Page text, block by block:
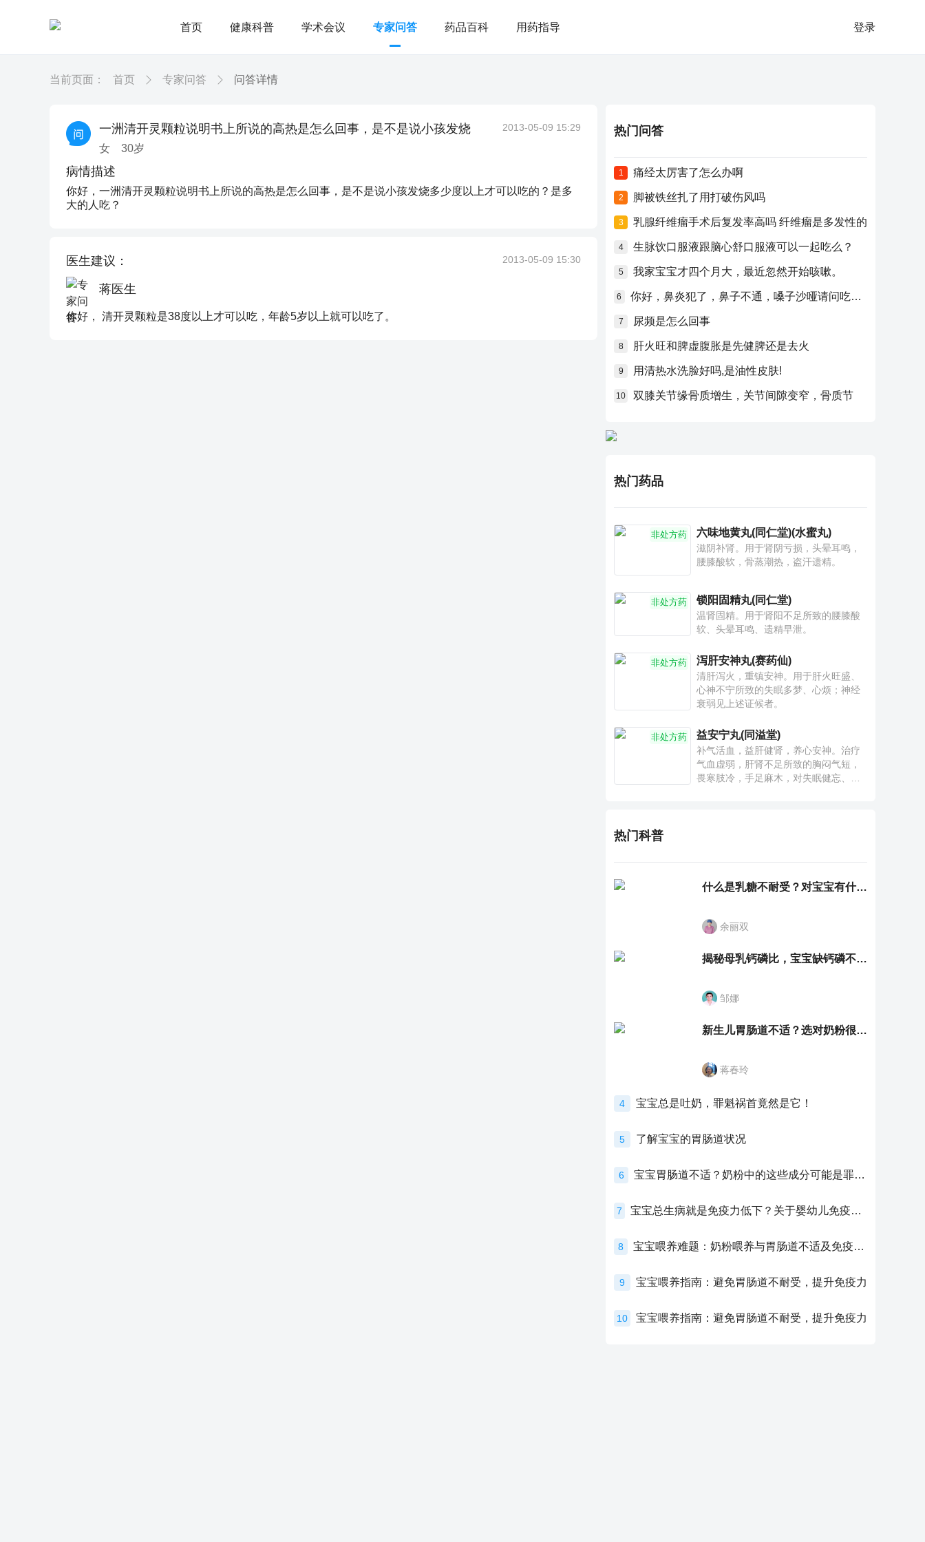
首页 健康科普 学术会议 专家问答 药品百科 用药指导 登录
当前页面： 首页 专家问答 问答详情
一洲清开灵颗粒说明书上所说的高热是怎么回事，是不是说小孩发烧
女 30岁
2013-05-09 15:29
病情描述
你好，一洲清开灵颗粒说明书上所说的高热是怎么回事，是不是说小孩发烧多少度以上才可以吃的？是多
大的人吃？
医生建议： 2013-05-09 15:30
蒋医生
你好， 清开灵颗粒是38度以上才可以吃，年龄5岁以上就可以吃了。
热门问答
1 痛经太厉害了怎么办啊
2 脚被铁丝扎了用打破伤风吗
3 乳腺纤维瘤手术后复发率高吗 纤维瘤是多发性的
4 生脉饮口服液跟脑心舒口服液可以一起吃么？
5 我家宝宝才四个月大，最近忽然开始咳嗽。
6 你好，鼻炎犯了，鼻子不通，嗓子沙哑请问吃什么药比较好？
7 尿频是怎么回事
8 肝火旺和脾虚腹胀是先健脾还是去火
9 用清热水洗脸好吗,是油性皮肤!
10 双膝关节缘骨质增生，关节间隙变窄，骨质节
热门药品
非处方药 六味地黄丸(同仁堂)(水蜜丸)
滋阴补肾。用于肾阴亏损，头晕耳鸣，
腰膝酸软，骨蒸潮热，盗汗遗精。
非处方药 锁阳固精丸(同仁堂)
温肾固精。用于肾阳不足所致的腰膝酸
软、头晕耳鸣、遗精早泄。
非处方药 泻肝安神丸(赛药仙)
清肝泻火，重镇安神。用于肝火旺盛、
心神不宁所致的失眠多梦、心烦；神经
衰弱见上述证候者。
非处方药 益安宁丸(同溢堂)
补气活血，益肝健肾，养心安神。治疗
气血虚弱，肝肾不足所致的胸闷气短，
畏寒肢冷，手足麻木，对失眠健忘、神
热门科普
什么是乳糖不耐受？对宝宝有什么影响？
余丽双
揭秘母乳钙磷比，宝宝缺钙磷不再愁
邹娜
新生儿胃肠道不适？选对奶粉很重要！
蒋春玲
4 宝宝总是吐奶，罪魁祸首竟然是它！
5 了解宝宝的胃肠道状况
6 宝宝胃肠道不适？奶粉中的这些成分可能是罪魁祸首！
7 宝宝总生病就是免疫力低下？关于婴幼儿免疫力的真相，家长必须了解！
8 宝宝喂养难题：奶粉喂养与胃肠道不适及免疫力提升的奥秘
9 宝宝喂养指南：避免胃肠道不耐受，提升免疫力
10 宝宝喂养指南：避免胃肠道不耐受，提升免疫力